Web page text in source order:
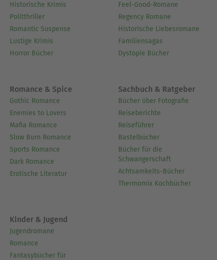
Historische Krimis
Politthriller
Romantic Suspense
Lustige Krimis
Horror Bücher
Feel-Good-Romane
Regency Romane
Historische Liebesromane
Familiensagas
Dystopie Bücher
Romance & Spice
Gothic Romance
Enemies to Lovers
Mafia Romance
Slow Burn Romance
Sports Romance
Dark Romance
Erotische Literatur
Sachbuch & Ratgeber
Bücher über Fotografie
Reiseberichte
Reiseführer
Bastelbücher
Bücher für die
Schwangerschaft
Achtsamkeits-Bücher
Thermomix Kochbücher
Kinder & Jugend
Jugendromane
Romance
Fantasybücher für